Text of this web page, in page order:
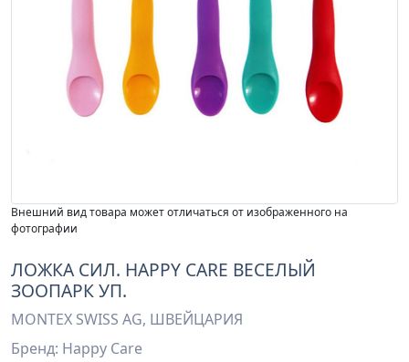
Внешний вид товара может отличаться от изображенного на
фотографии
ЛОЖКА СИЛ. HAPPY CARE ВЕСЕЛЫЙ
ЗООПАРК УП.
MONTEX SWISS AG, ШВЕЙЦАРИЯ
Бренд: Happy Care